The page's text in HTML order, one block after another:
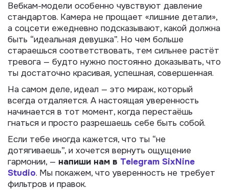
Вебкам-модели особенно чувствуют давление
стандартов. Камера не прощает «лишние детали»,
а соцсети ежедневно подсказывают, какой должна
быть “идеальная девушка”. Но чем больше
стараешься соответствовать, тем сильнее растёт
тревога — будто нужно постоянно доказывать, что
ты достаточно красивая, успешная, совершенная.
На самом деле, идеал — это мираж, который
всегда отдаляется. А настоящая уверенность
начинается в тот момент, когда перестаёшь
гнаться и просто разрешаешь себе быть собой.
Если тебе иногда кажется, что ты “не
дотягиваешь”, и хочется вернуть ощущение
гармонии, — напиши нам в Telegram SixNine
Studio. Мы покажем, что уверенность не требует
фильтров и правок.